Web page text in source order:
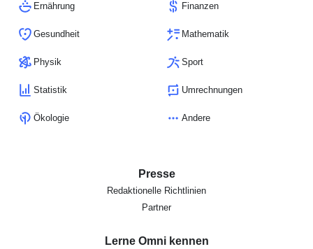
Ernährung Finanzen
Gesundheit Mathematik
Physik Sport
Statistik Umrechnungen
Ökologie Andere
Presse
Redaktionelle Richtlinien
Partner
Lerne Omni kennen